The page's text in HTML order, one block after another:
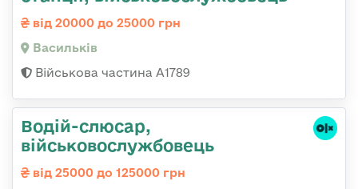
від 20000 до 25000 грн
Васильків
Військова частина А1789
Водій-слюсаp,
військовослужбовець
від 25000 до 125000 грн